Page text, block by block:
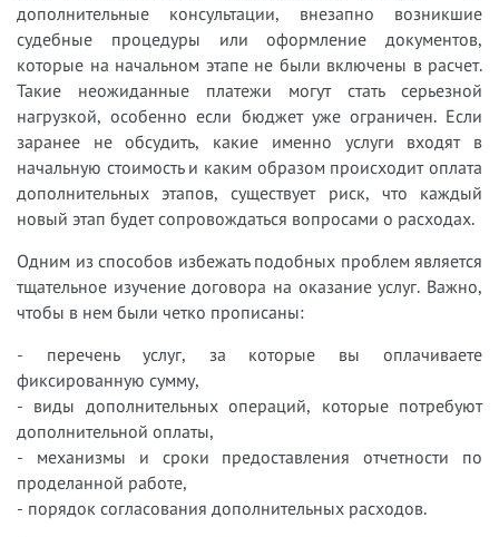
дополнительные консультации, внезапно возникшие
судебные процедуры или оформление документов,
которые на начальном этапе не были включены в расчет.
Такие неожиданные платежи могут стать серьезной
нагрузкой, особенно если бюджет уже ограничен. Если
заранее не обсудить, какие именно услуги входят в
начальную стоимость и каким образом происходит оплата
дополнительных этапов, существует риск, что каждый
новый этап будет сопровождаться вопросами о расходах.
Одним из способов избежать подобных проблем является
тщательное изучение договора на оказание услуг. Важно,
чтобы в нем были четко прописаны:
- перечень услуг, за которые вы оплачиваете
фиксированную сумму,
- виды дополнительных операций, которые потребуют
дополнительной оплаты,
- механизмы и сроки предоставления отчетности по
проделанной работе,
- порядок согласования дополнительных расходов.